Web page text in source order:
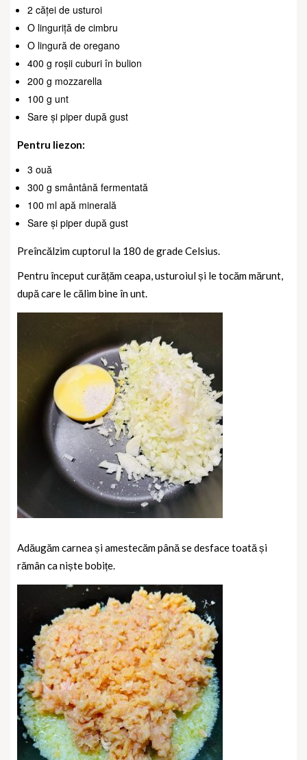
2 căței de usturoi
O linguriță de cimbru
O lingură de oregano
400 g roșii cuburi în bulion
200 g mozzarella
100 g unt
Sare și piper după gust
Pentru liezon:
3 ouă
300 g smântână fermentată
100 ml apă minerală
Sare și piper după gust
Preîncălzim cuptorul la 180 de grade Celsius.
Pentru început curățăm ceapa, usturoiul și le tocăm mărunt,
după care le călim bine în unt.
Adăugăm carnea și amestecăm până se desface toată și
rămân ca niște bobițe.